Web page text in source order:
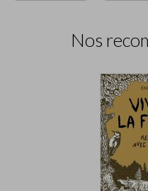
Nos